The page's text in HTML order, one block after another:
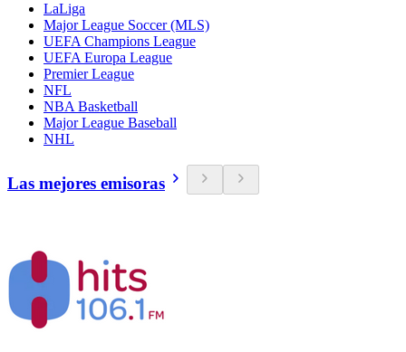
LaLiga
Major League Soccer (MLS)
UEFA Champions League
UEFA Europa League
Premier League
NFL
NBA Basketball
Major League Baseball
NHL
Las mejores emisoras